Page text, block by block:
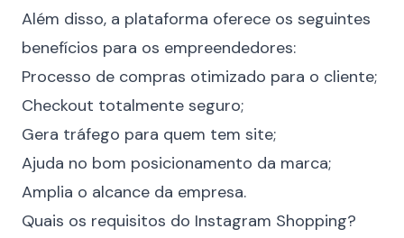
Além disso, a plataforma oferece os seguintes
benefícios para os empreendedores:
Processo de compras otimizado para o cliente;
Checkout totalmente seguro;
Gera tráfego para quem tem site;
Ajuda no bom posicionamento da marca;
Amplia o alcance da empresa.
Quais os requisitos do Instagram Shopping?